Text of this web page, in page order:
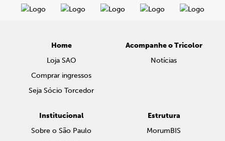
Home
Loja SAO
Comprar ingressos
Seja Sócio Torcedor
Acompanhe o Tricolor
Notícias
Institucional
Sobre o São Paulo
Estrutura
MorumBIS